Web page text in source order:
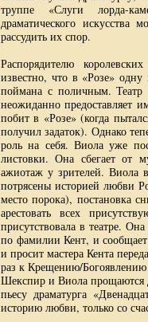
труппе «Слуги лорда-
драматического искусства
рассудить их спор.
Распорядителю
известно, что в «Розе»
поймана с поличным.
неожиданно предоставляет
побит в «Розе» (когда
получил задаток). Однако
роль на себя. Виола уже
листовки. Она сбегает от
ажиотаж у зрителей. Виола
потрясены историей любви
место порока), постановка
арестовать всех
присутствовала в театре.
по фамилии Кент, и
и просит мастера Кента
раз к Крещению/
Шекспир и Виола прощаются
пьесу драматурга
историю любви, только со